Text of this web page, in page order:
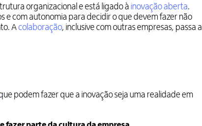
organizacional e está ligado à inovação aberta.
e com autonomia para decidir o que devem fazer não
Acolaboração, inclusive com outras empresas, passa a
podem fazer que a inovação seja uma realidade em